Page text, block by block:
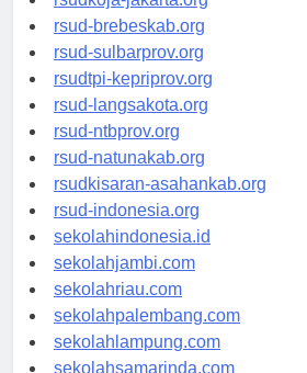
rsudkoja-jakarta.org
rsud-brebeskab.org
rsud-sulbarprov.org
rsudtpi-kepriprov.org
rsud-langsakota.org
rsud-ntbprov.org
rsud-natunakab.org
rsudkisaran-asahankab.org
rsud-indonesia.org
sekolahindonesia.id
sekolahjambi.com
sekolahriau.com
sekolahpalembang.com
sekolahlampung.com